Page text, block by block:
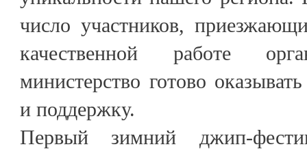
число участников,
качественной работе
министерство готово
и поддержку.
Первый зимний джип-